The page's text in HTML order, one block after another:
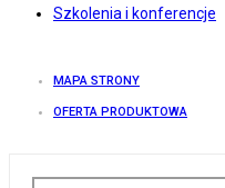
Szkolenia i konferencje
MAPA STRONY
OFERTA PRODUKTOWA